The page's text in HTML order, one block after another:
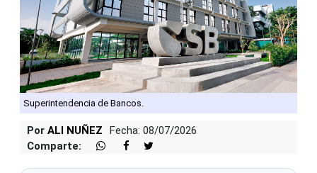
Superintendencia de Bancos.
Por ALI NUÑEZ
Fecha: 08/07/2026
Comparte: